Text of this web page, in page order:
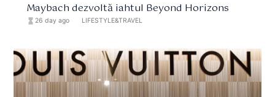
Maybach dezvoltă iahtul Beyond Horizons
hourglass_full 26 day ago LIFESTYLE&TRAVEL